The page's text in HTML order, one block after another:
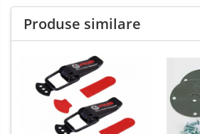
Produse similare